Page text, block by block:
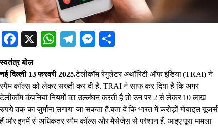
Facebook
X WhatsApp
Telegram
Messenger
स्वतंत्र बोल
नई दिल्ली 13 फरवरी 2025.टेलीकॉम रेगुलेटर अथॉरिटी ऑफ इंडिया (TRAI) ने
स्पैम कॉल्स को लेकर सख्ती कर दी है. TRAI ने साफ कर दिया है कि अगर
टेलीकॉम कंपनियां नियमों का उल्लंघन करती है तो उन पर 2 से लेकर 10 लाख
रुपये तक का जुर्माना लगाया जा सकता है.बता दें कि भारत में करोड़ों मोबाइल यूजर्स
हैं और इनमें से अधिकतर स्पैम कॉल्स और मैसेजेस से परेशान हैं. आइए पूरा मामला